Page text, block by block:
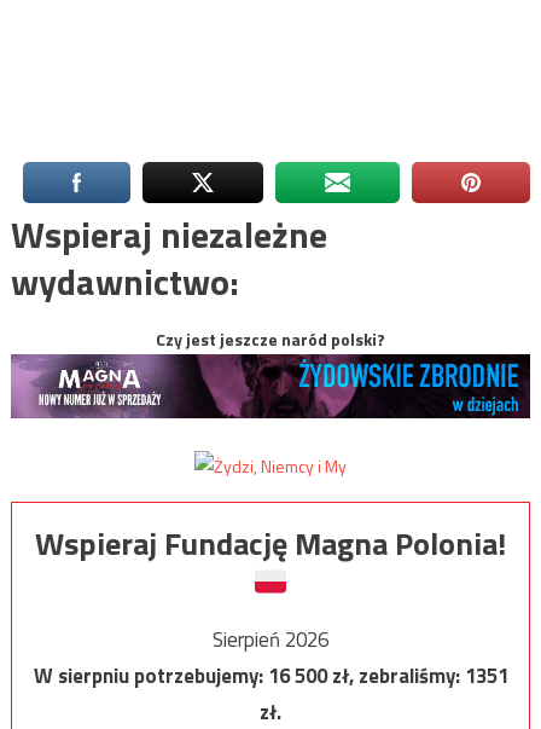
Wspieraj niezależne
wydawnictwo:
Czy jest jeszcze naród polski?
Wspieraj Fundację Magna Polonia!
Sierpień 2026
W sierpniu potrzebujemy:16 500zł, zebraliśmy:1351
zł.